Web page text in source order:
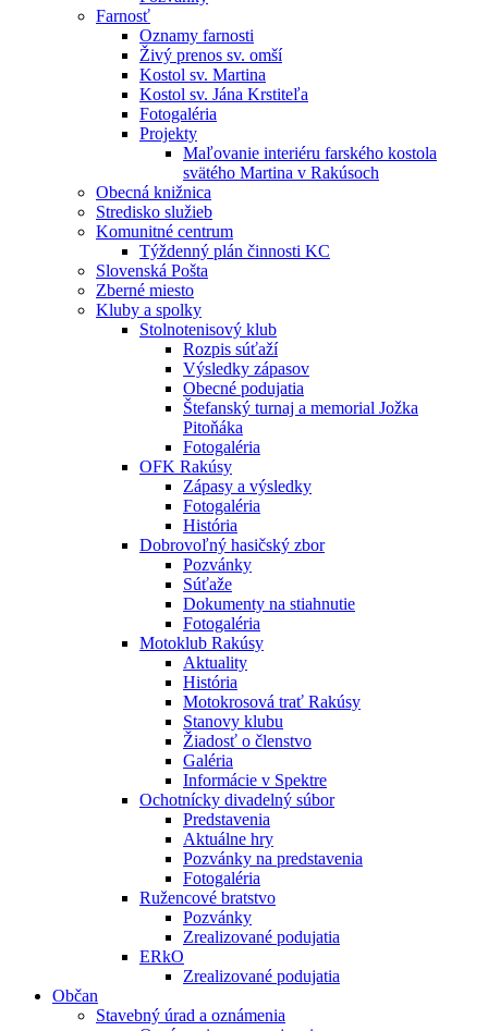
Farnosť
Oznamy farnosti
Živý prenos sv. omší
Kostol sv. Martina
Kostol sv. Jána Krstiteľa
Fotogaléria
Projekty
Maľovanie interiéru farského kostola
svätého Martina v Rakúsoch
Obecná knižnica
Stredisko služieb
Komunitné centrum
Týždenný plán činnosti KC
Slovenská Pošta
Zberné miesto
Kluby a spolky
Stolnotenisový klub
Rozpis súťaží
Výsledky zápasov
Obecné podujatia
Štefanský turnaj a memorial Jožka
Pitoňáka
Fotogaléria
OFK Rakúsy
Zápasy a výsledky
Fotogaléria
História
Dobrovoľný hasičský zbor
Pozvánky
Súťaže
Dokumenty na stiahnutie
Fotogaléria
Motoklub Rakúsy
Aktuality
História
Motokrosová trať Rakúsy
Stanovy klubu
Žiadosť o členstvo
Galéria
Informácie v Spektre
Ochotnícky divadelný súbor
Predstavenia
Aktuálne hry
Pozvánky na predstavenia
Fotogaléria
Ružencové bratstvo
Pozvánky
Zrealizované podujatia
ERkO
Zrealizované podujatia
Občan
Stavebný úrad a oznámenia